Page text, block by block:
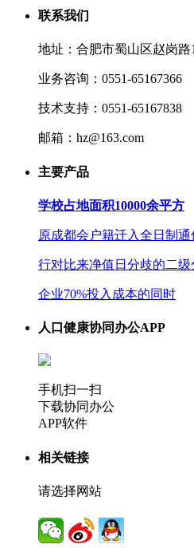
联系我们
地址：合肥市蜀山区赵岗路
业务咨询：0551-65167366
技术支持：0551-65167838
邮箱：hz@163.com
主要产品
学校占地面积10000余平方
原成都会户籍迁入全日制
行对比来净值日分歧的二级
企业70%投入成本的同时
人口健康协同办公APP
手机扫一扫
下载协同办公
APP软件
相关链接
请选择网站